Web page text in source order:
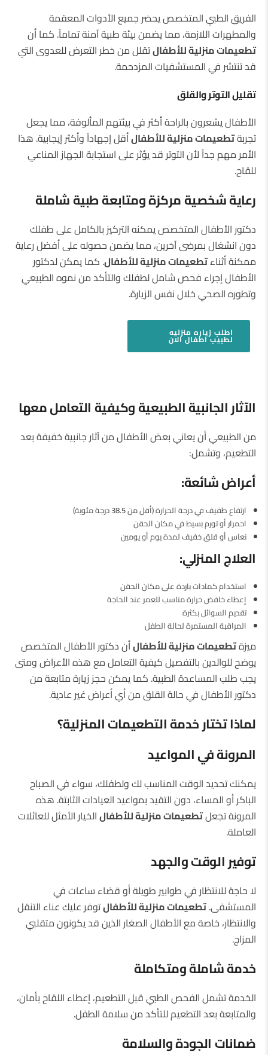
الفريق الطبي المتخصص يحضر جميع الأدوات المعقمة
والمطهرات اللازمة، مما يضمن بيئة طبية آمنة تماماً. كما أن
تطعيمات منزلية للأطفالتقلل من خطر التعرض للعدوى التي
قد تنتشر في المستشفيات المزدحمة.
تقليل التوتر والقلق
الأطفال يشعرون بالراحة أكثر في بيئتهم المألوفة، مما يجعل
تجربةتطعيمات منزلية للأطفالأقل إجهاداً وأكثر إيجابية. هذا
الأمر مهم جداً لأن التوتر قد يؤثر على استجابة الجهاز المناعي
للقاح.
رعاية شخصية مركزة ومتابعة طبية شاملة
دكتور الأطفال المتخصص يمكنه التركيز بالكامل على طفلك
دون انشغال بمرضى آخرين، مما يضمن حصوله على أفضل رعاية
ممكنة أثناءتطعيمات منزلية للأطفال. كما يمكن لدكتور
الأطفال إجراء فحص شامل لطفلك والتأكد من نموه الطبيعي
وتطوره الصحي خلال نفس الزيارة.
اطلب زياره منزليه
لطبيب اطفالالان
الآثار الجانبية الطبيعية وكيفية التعامل معها
من الطبيعي أن يعاني بعض الأطفال من آثار جانبية خفيفة بعد
التطعيم، وتشمل:
أعراض شائعة:
ارتفاع طفيف في درجة الحرارة (أقل من 38.5 درجة مئوية)
احمرار أو تورم بسيط في مكان الحقن
نعاس أو قلق خفيف لمدة يوم أو يومين
العلاج المنزلي:
استخدام كمادات باردة على مكان الحقن
إعطاء خافض حرارة مناسب للعمر عند الحاجة
تقديم السوائل بكثرة
المراقبة المستمرة لحالة الطفل
ميزةتطعيمات منزلية للأطفالأن دكتور الأطفال المتخصص
يوضح للوالدين بالتفصيل كيفية التعامل مع هذه الأعراض ومتى
يجب طلب المساعدة الطبية. كما يمكن حجز زيارة متابعة من
دكتور الأطفال في حالة القلق من أي أعراض غير عادية.
لماذا تختار خدمة التطعيمات المنزلية؟
المرونة في المواعيد
يمكنك تحديد الوقت المناسب لك ولطفلك، سواء في الصباح
الباكر أو المساء، دون التقيد بمواعيد العيادات الثابتة. هذه
المرونة تجعلتطعيمات منزلية للأطفالالخيار الأمثل للعائلات
العاملة.
توفير الوقت والجهد
لا حاجة للانتظار في طوابير طويلة أو قضاء ساعات في
المستشفى.تطعيمات منزلية للأطفالتوفر عليك عناء التنقل
والانتظار، خاصة مع الأطفال الصغار الذين قد يكونون متقلبي
المزاج.
خدمة شاملة ومتكاملة
الخدمة تشمل الفحص الطبي قبل التطعيم، إعطاء اللقاح بأمان،
والمتابعة بعد التطعيم للتأكد من سلامة الطفل.
ضمانات الجودة والسلامة